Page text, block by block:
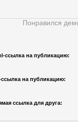
Понравился
cсылка на публикацию:
cсылка на публикацию:
ссылка для друга: